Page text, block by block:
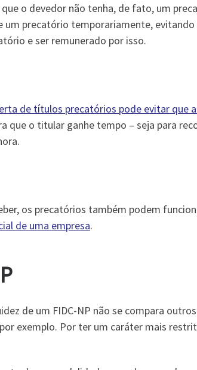
o devedor não tenha, de fato, um
um precatório temporariamente,
e ser remunerado por isso.
de títulos precatórios pode evitar que
que o titular ganhe tempo – seja para
os precatórios também podem
de uma empresa.
de um FIDC-NP não se compara
exemplo. Por ter um caráter mais